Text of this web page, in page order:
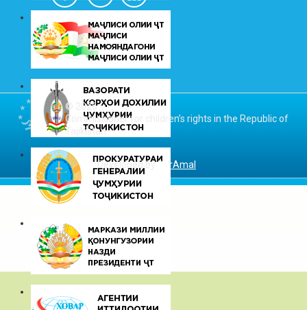
© 2026
Commissioner for children’s rights in the Republic of
Tajikistan
Developed byDarAmal